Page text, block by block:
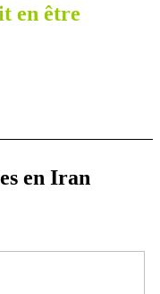
en être
en Iran